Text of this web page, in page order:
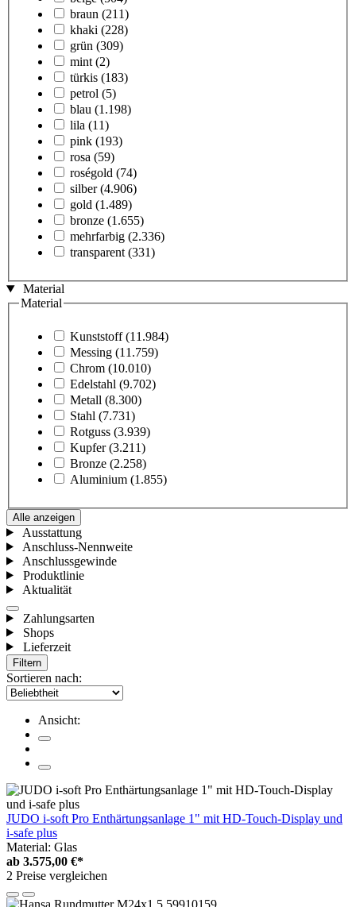
braun (211)
khaki (228)
grün (309)
mint (2)
türkis (183)
petrol (5)
blau (1.198)
lila (11)
pink (193)
rosa (59)
roségold (74)
silber (4.906)
gold (1.489)
bronze (1.655)
mehrfarbig (2.336)
transparent (331)
Material
Material
Kunststoff (11.984)
Messing (11.759)
Chrom (10.010)
Edelstahl (9.702)
Metall (8.300)
Stahl (7.731)
Rotguss (3.939)
Kupfer (3.211)
Bronze (2.258)
Aluminium (1.855)
Alle anzeigen
Ausstattung
Anschluss-Nennweite
Anschlussgewinde
Produktlinie
Aktualität
Zahlungsarten
Shops
Lieferzeit
Filtern
Sortieren nach:
Ansicht:
JUDO i-soft Pro Enthärtungsanlage 1" mit HD-Touch-Display und
i-safe plus
Material: Glas
ab 3.575,00 €*
2 Preise vergleichen